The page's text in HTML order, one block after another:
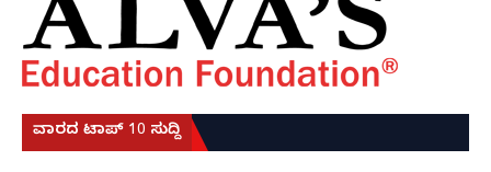
ವಾರದ ಟಾಪ್ 10 ಸುದ್ದಿ